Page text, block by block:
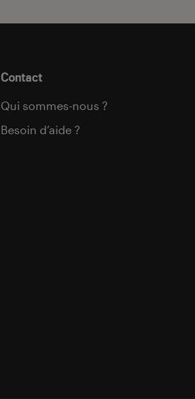
Contact
Qui sommes-nous ?
Besoin d’aide ?